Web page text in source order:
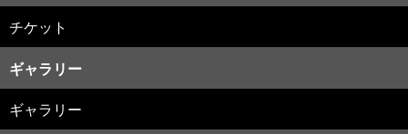
チケット
ギャラリー
ギャラリー